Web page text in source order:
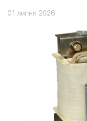
01 липня 2026